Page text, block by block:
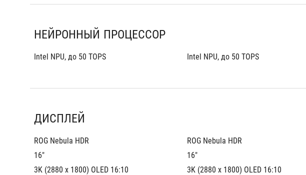
НЕЙРОННЫЙ ПРОЦЕССОР
Intel NPU, до 50 TOPS Intel NPU, до 50 TOPS
ДИСПЛЕЙ
ROG Nebula HDR
16"
3K (2880 x 1800) OLED 16:10
ROG Nebula HDR
16"
3K (2880 x 1800) OLED 16:10